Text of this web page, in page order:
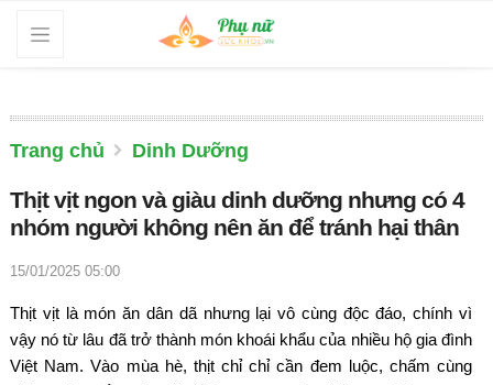
Trang chủ Dinh Dưỡng
Thịt vịt ngon và giàu dinh dưỡng nhưng có 4
nhóm người không nên ăn để tránh hại thân
15/01/2025 05:00
Thịt vịt là món ăn dân dã nhưng lại vô cùng độc đáo, chính vì
vậy nó từ lâu đã trở thành món khoái khẩu của nhiều hộ gia đình
Việt Nam. Vào mùa hè, thịt chỉ chỉ cần đem luộc, chấm cùng